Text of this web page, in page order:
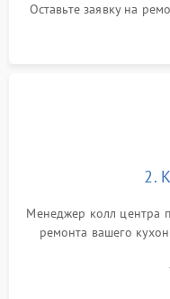
Оставьте заявку на
2.
Менеджер колл центра
ремонта вашего